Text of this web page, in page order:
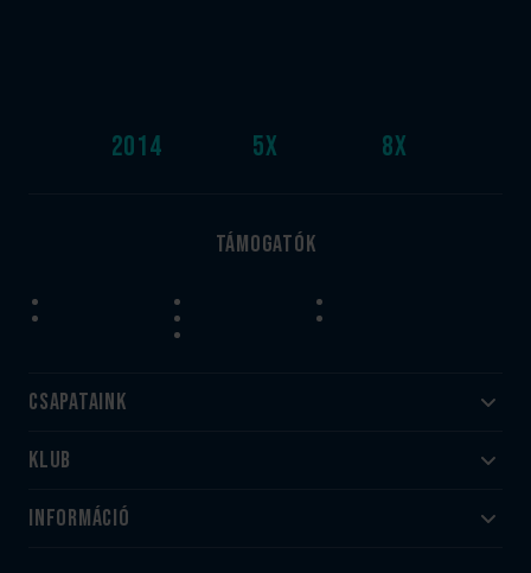
2014 5x 8x
Támogatók
Csapataink
Felnőtt
Utánpótlás
Klub
#HandballFamily
Információ